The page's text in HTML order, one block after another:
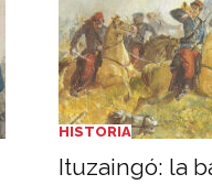
HISTORIA
Ituzaingó: la